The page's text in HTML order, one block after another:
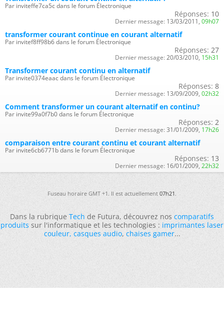
Par inviteffe7ca5c dans le forum Électronique
Réponses: 10
Dernier message: 13/03/2011, 09h07
transformer courant continue en courant alternatif
Par invitef8ff98b6 dans le forum Électronique
Réponses: 27
Dernier message: 20/03/2010, 15h31
Transformer courant continu en alternatif
Par invite0374eaac dans le forum Électronique
Réponses: 8
Dernier message: 13/09/2009, 02h32
Comment transformer un courant alternatif en continu?
Par invite99a0f7b0 dans le forum Électronique
Réponses: 2
Dernier message: 31/01/2009, 17h26
comparaison entre courant continu et courant alternatif
Par invite6cb6771b dans le forum Électronique
Réponses: 13
Dernier message: 16/01/2009, 22h32
Fuseau horaire GMT +1. Il est actuellement07h21.
Dans la rubriqueTechde Futura, découvrez noscomparatifs
produitssur l'informatique et les technologies :imprimantes laser
couleur,casques audio,chaises gamer...